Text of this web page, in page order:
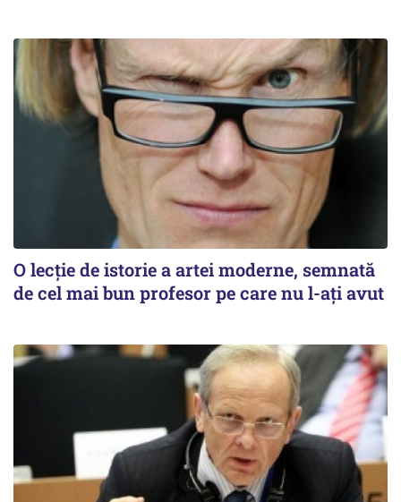
O lecție de istorie a artei moderne, semnată
de cel mai bun profesor pe care nu l-ați avut